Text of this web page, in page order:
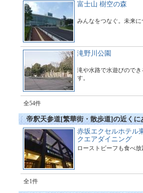
富士山 樹空の森
みんなをつなぐ。未来に
滝野川公園
滝や水路で水遊びのでき
す。
全54件
帝釈天参道[繁華街・散歩道]の近くに
赤坂エクセルホテル
クエアダイニング
ローストビーフも食べ放
全1件